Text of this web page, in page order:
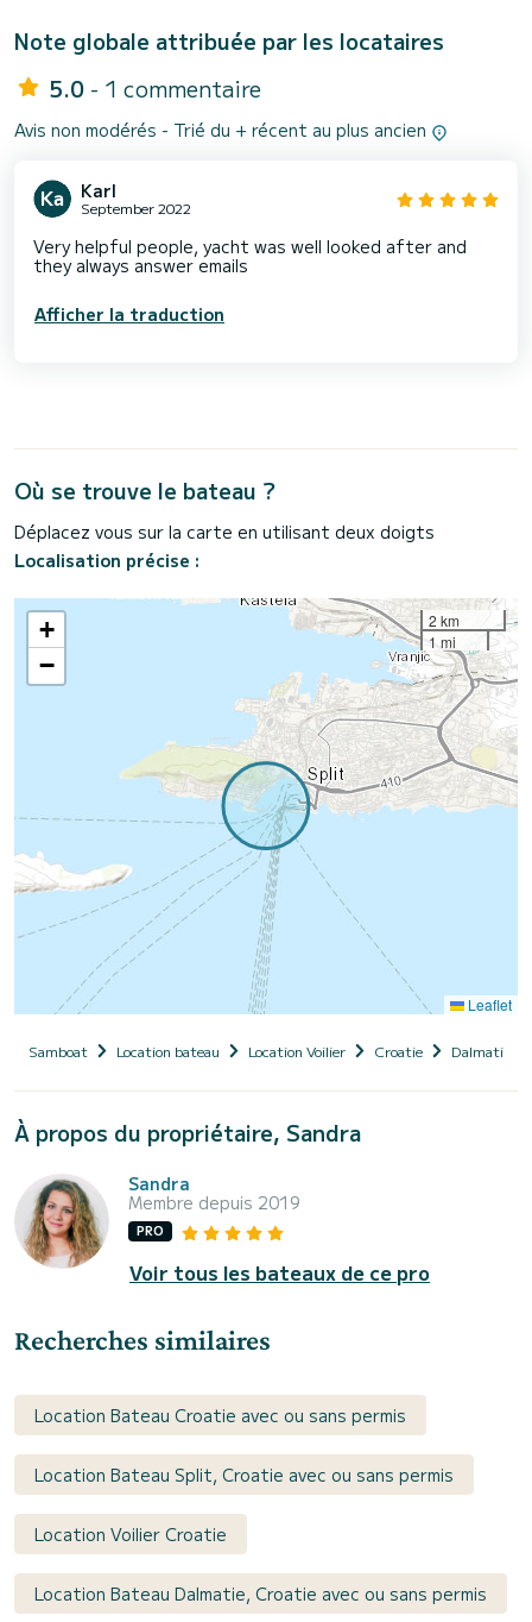
Note globale attribuée par les locataires
5.0 - 1 commentaire
Avis non modérés - Trié du + récent au plus ancien
Karl
September 2022
Very helpful people, yacht was well looked after and
they always answer emails
Afficher la traduction
Où se trouve le bateau ?
Déplacez vous sur la carte en utilisant deux doigts
Localisation précise :
+
−
2 km
1 mi
Leaflet
Samboat Location bateau Location Voilier Croatie Dalmatie
À propos du propriétaire, Sandra
Sandra
Membre depuis 2019
PRO
Voir tous les bateaux de ce pro
Recherches similaires
Location Bateau Croatie avec ou sans permis
Location Bateau Split, Croatie avec ou sans permis
Location Voilier Croatie
Location Bateau Dalmatie, Croatie avec ou sans permis